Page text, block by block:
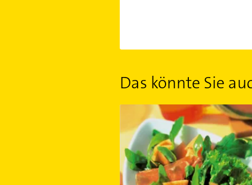
Das könnte Sie
Rauke mit Melone und